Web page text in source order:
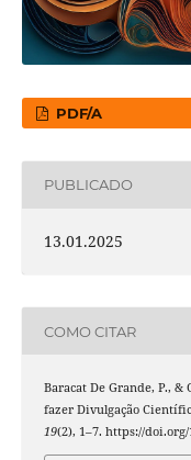
PDF/A
PUBLICADO
13.01.2025
COMO CITAR
Baracat De Grande, P., &
fazer Divulgação
19(2), 1–7. https://doi.org/